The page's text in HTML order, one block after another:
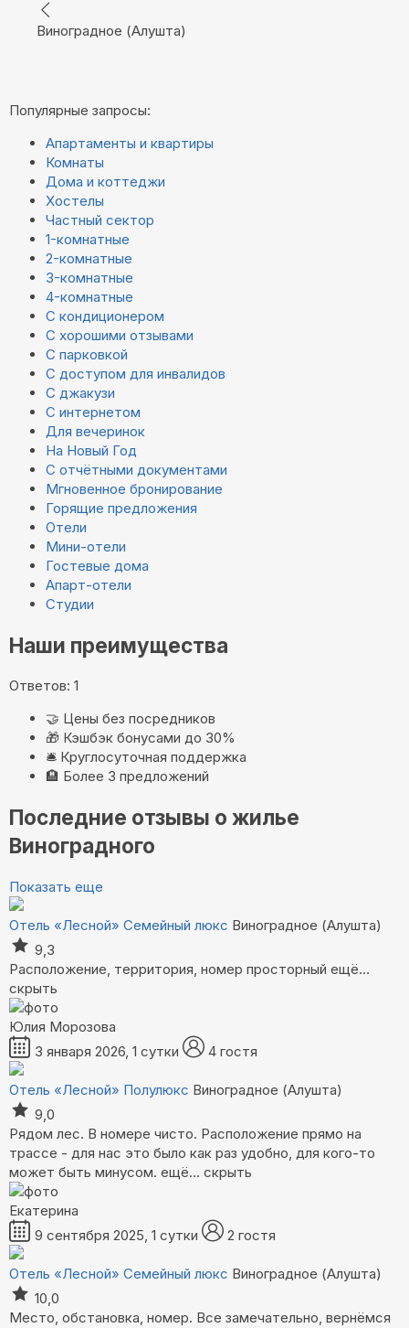
Виноградное (Алушта)
Популярные запросы:
Апартаменты и квартиры
Комнаты
Дома и коттеджи
Хостелы
Частный сектор
1-комнатные
2-комнатные
3-комнатные
4-комнатные
С кондиционером
С хорошими отзывами
С парковкой
С доступом для инвалидов
С джакузи
С интернетом
Для вечеринок
На Новый Год
С отчётными документами
Мгновенное бронирование
Горящие предложения
Отели
Мини-отели
Гостевые дома
Апарт-отели
Студии
Наши преимущества
Ответов: 1
🤝 Цены без посредников
🎁 Кэшбэк бонусами до 30%
🛎️ Круглосуточная поддержка
🏨 Более 3 предложений
Последние отзывы о жилье
Виноградного
Показать еще
Отель «Лесной» Семейный люкс Виноградное (Алушта)
9,3
Расположение, территория, номер просторный ещё...
скрыть
Юлия Морозова
3 января 2026, 1 сутки
4 гостя
Отель «Лесной» Полулюкс Виноградное (Алушта)
9,0
Рядом лес. В номере чисто. Расположение прямо на
трассе - для нас это было как раз удобно, для кого-то
может быть минусом. ещё... скрыть
Екатерина
9 сентября 2025, 1 сутки
2 гостя
Отель «Лесной» Семейный люкс Виноградное (Алушта)
10,0
Место, обстановка, номер. Все замечательно, вернёмся